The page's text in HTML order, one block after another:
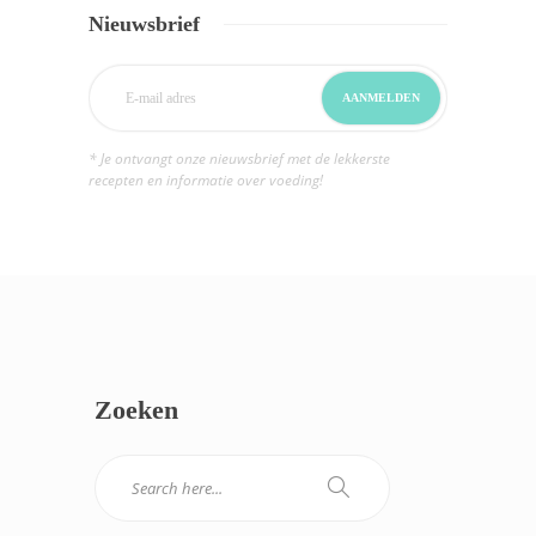
Nieuwsbrief
* Je ontvangt onze nieuwsbrief met de lekkerste
recepten en informatie over voeding!
Zoeken